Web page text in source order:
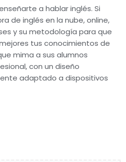
a hablar inglés. Si
de inglés en la nube, online,
y su metodología para que
tus conocimientos de
mima a sus alumnos
con un diseño
adaptado a dispositivos